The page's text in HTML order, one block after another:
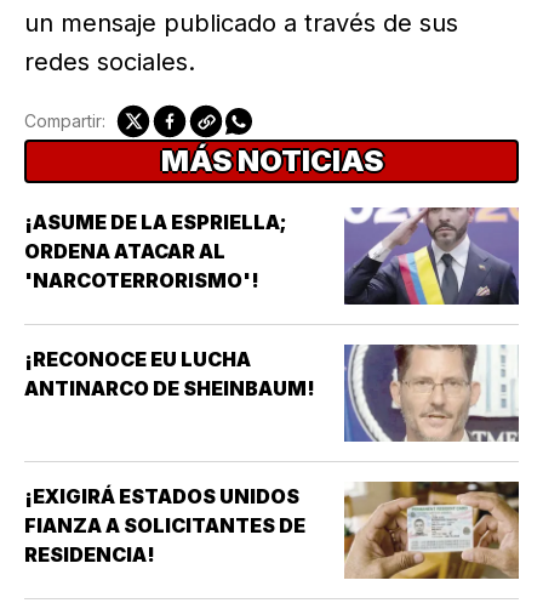
un mensaje publicado a través de sus
redes sociales.
Compartir:
MÁS NOTICIAS
¡ASUME DE LA ESPRIELLA;
ORDENA ATACAR AL
'NARCOTERRORISMO'!
¡RECONOCE EU LUCHA
ANTINARCO DE SHEINBAUM!
¡EXIGIRÁ ESTADOS UNIDOS
FIANZA A SOLICITANTES DE
RESIDENCIA!